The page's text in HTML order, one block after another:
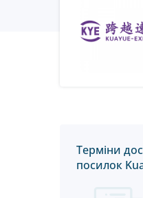
Терміни
посилок